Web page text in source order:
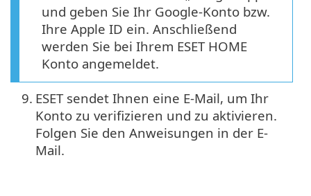
und geben Sie Ihr Google-Konto bzw.
Ihre Apple ID ein. Anschließend
werden Sie bei Ihrem ESET HOME
Konto angemeldet.
9. ESET sendet Ihnen eine E-Mail, um Ihr
Konto zu verifizieren und zu aktivieren.
Folgen Sie den Anweisungen in der E-
Mail.